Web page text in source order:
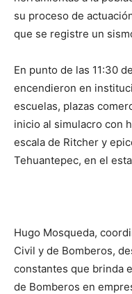
su proceso de
que se registre un
En punto de las 11:30
encendieron en
escuelas, plazas
inicio al simulacro con
escala de Ritcher y
Tehuantepec, en el
Hugo Mosqueda,
Civil y de Bomberos,
constantes que brinda
de Bomberos en